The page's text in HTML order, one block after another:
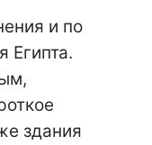
и по
Египта.
здания